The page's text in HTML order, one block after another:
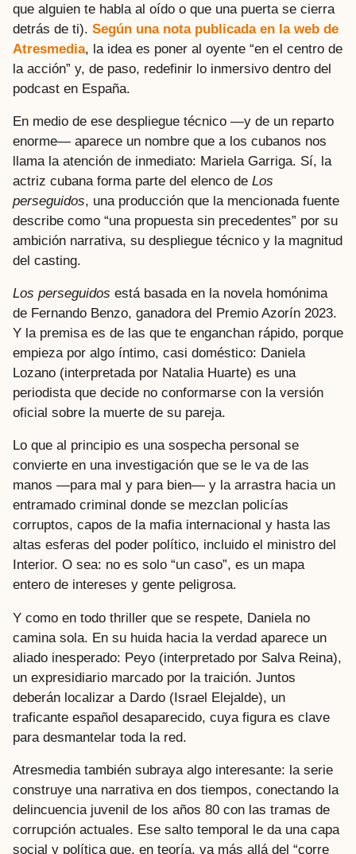
que alguien te habla al oído o que una puerta se cierra
detrás de ti). Según una nota publicada en la web de
Atresmedia, la idea es poner al oyente “en el centro de
la acción” y, de paso, redefinir lo inmersivo dentro del
podcast en España.
En medio de ese despliegue técnico —y de un reparto
enorme— aparece un nombre que a los cubanos nos
llama la atención de inmediato: Mariela Garriga. Sí, la
actriz cubana forma parte del elenco de Los
perseguidos, una producción que la mencionada fuente
describe como “una propuesta sin precedentes” por su
ambición narrativa, su despliegue técnico y la magnitud
del casting.
Los perseguidos está basada en la novela homónima
de Fernando Benzo, ganadora del Premio Azorín 2023.
Y la premisa es de las que te enganchan rápido, porque
empieza por algo íntimo, casi doméstico: Daniela
Lozano (interpretada por Natalia Huarte) es una
periodista que decide no conformarse con la versión
oficial sobre la muerte de su pareja.
Lo que al principio es una sospecha personal se
convierte en una investigación que se le va de las
manos —para mal y para bien— y la arrastra hacia un
entramado criminal donde se mezclan policías
corruptos, capos de la mafia internacional y hasta las
altas esferas del poder político, incluido el ministro del
Interior. O sea: no es solo “un caso”, es un mapa
entero de intereses y gente peligrosa.
Y como en todo thriller que se respete, Daniela no
camina sola. En su huida hacia la verdad aparece un
aliado inesperado: Peyo (interpretado por Salva Reina),
un expresidiario marcado por la traición. Juntos
deberán localizar a Dardo (Israel Elejalde), un
traficante español desaparecido, cuya figura es clave
para desmantelar toda la red.
Atresmedia también subraya algo interesante: la serie
construye una narrativa en dos tiempos, conectando la
delincuencia juvenil de los años 80 con las tramas de
corrupción actuales. Ese salto temporal le da una capa
social y política que, en teoría, va más allá del “corre